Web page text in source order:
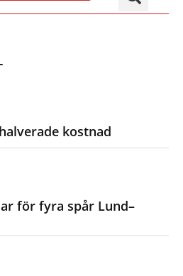
kostnad
för fyra spår Lund–